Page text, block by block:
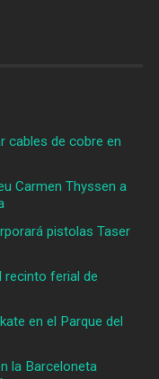
cables de cobre en
Carmen Thyssen a
pistolas Taser
recinto ferial de
en el Parque del
la Barceloneta